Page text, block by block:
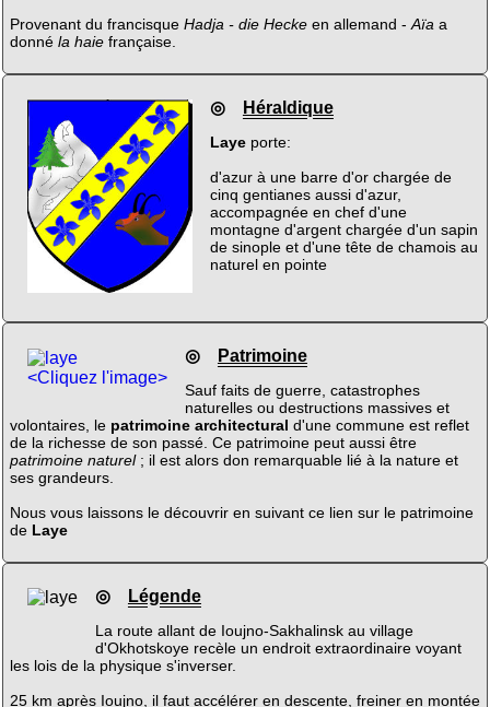
Provenant du francisque Hadja - die Heckeen allemand -Aïaa
donné la haiefrançaise.
◎ Héraldique
Layeporte:
d'azur à une barre d'or chargée de
cinq gentianes aussi d'azur,
accompagnée en chef d'une
montagne d'argent chargée d'un sapin
de sinople et d'une tête de chamois au
naturel en pointe
<Cliquez l'image>
◎ Patrimoine
Sauf faits de guerre, catastrophes
naturelles ou destructions massives et
volontaires, le patrimoine architectural d'une commune est reflet
de la richesse de son passé. Ce patrimoine peut aussi être
patrimoine naturel; il est alors don remarquable lié à la nature et
ses grandeurs.
Nous vous laissons le découvrir en suivant ce lien sur le patrimoine
de Laye
◎ Légende
La route allant de Ioujno-Sakhalinsk au village
d'Okhotskoye recèle un endroit extraordinaire voyant
les lois de la physique s'inverser.
25 km après Ioujno, il faut accélérer en descente, freiner en montée